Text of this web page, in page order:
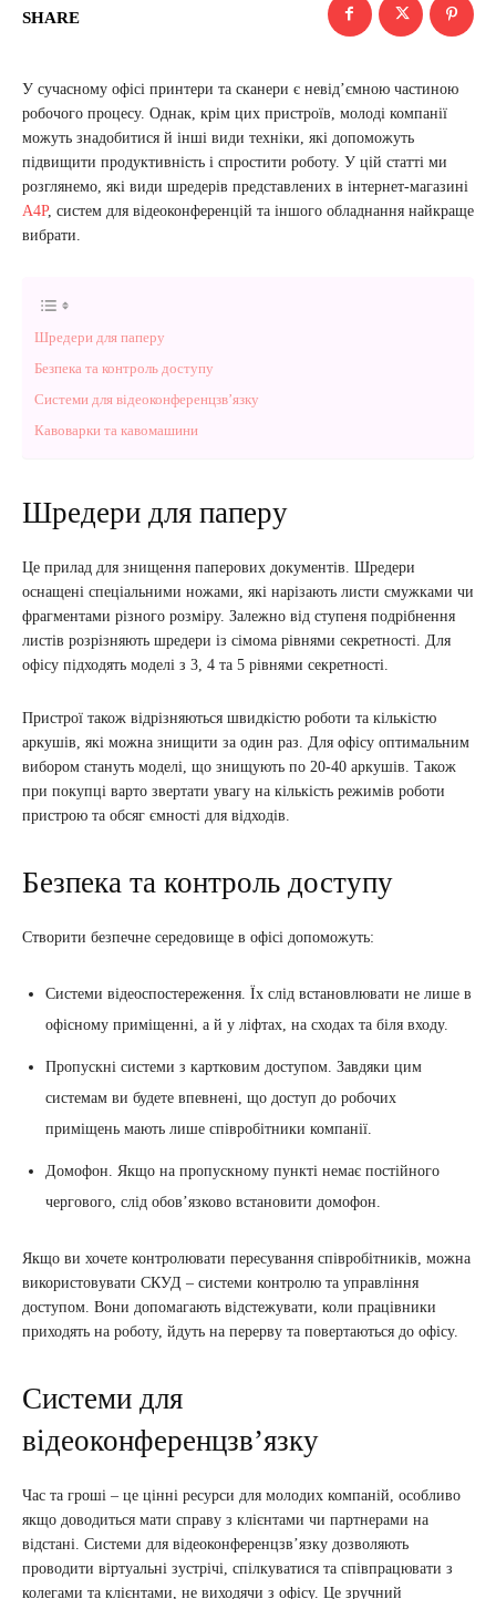
SHARE
У сучасному офісі принтери та сканери є невід’ємною частиною
робочого процесу. Однак, крім цих пристроїв, молоді компанії
можуть знадобитися й інші види техніки, які допоможуть
підвищити продуктивність і спростити роботу. У цій статті ми
розглянемо, які види шредерів представлених в інтернет-магазині
A4P, систем для відеоконференцій та іншого обладнання найкраще
вибрати.
Шредери для паперу
Безпека та контроль доступу
Системи для відеоконференцзв’язку
Кавоварки та кавомашини
Шредери для паперу
Це прилад для знищення паперових документів. Шредери
оснащені спеціальними ножами, які нарізають листи смужками чи
фрагментами різного розміру. Залежно від ступеня подрібнення
листів розрізняють шредери із сімома рівнями секретності. Для
офісу підходять моделі з 3, 4 та 5 рівнями секретності.
Пристрої також відрізняються швидкістю роботи та кількістю
аркушів, які можна знищити за один раз. Для офісу оптимальним
вибором стануть моделі, що знищують по 20-40 аркушів. Також
при покупці варто звертати увагу на кількість режимів роботи
пристрою та обсяг ємності для відходів.
Безпека та контроль доступу
Створити безпечне середовище в офісі допоможуть:
Системи відеоспостереження. Їх слід встановлювати не лише в
офісному приміщенні, а й у ліфтах, на сходах та біля входу.
Пропускні системи з картковим доступом. Завдяки цим
системам ви будете впевнені, що доступ до робочих
приміщень мають лише співробітники компанії.
Домофон. Якщо на пропускному пункті немає постійного
чергового, слід обов’язково встановити домофон.
Якщо ви хочете контролювати пересування співробітників, можна
використовувати СКУД – системи контролю та управління
доступом. Вони допомагають відстежувати, коли працівники
приходять на роботу, йдуть на перерву та повертаються до офісу.
Системи для
відеоконференцзв’язку
Час та гроші – це цінні ресурси для молодих компаній, особливо
якщо доводиться мати справу з клієнтами чи партнерами на
відстані. Системи для відеоконференцзв’язку дозволяють
проводити віртуальні зустрічі, спілкуватися та співпрацювати з
колегами та клієнтами, не виходячи з офісу. Це зручний